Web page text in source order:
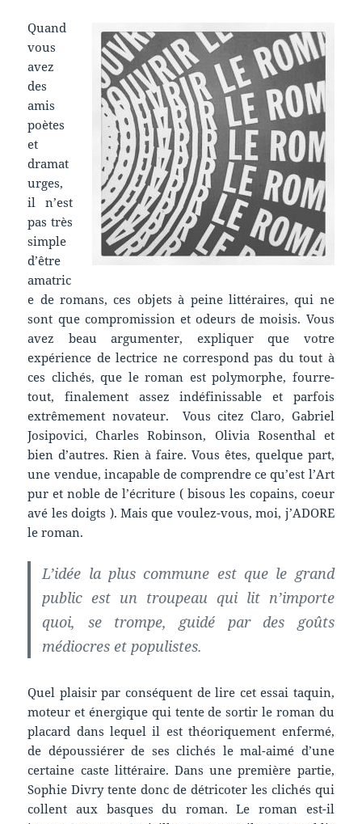
Quand
vous
avez
des
amis
poètes
et
dramat
urges,
il n’est
pas très
simple
d’être
amatric
e de romans, ces objets à peine littéraires, qui ne
sont que compromission et odeurs de moisis. Vous
avez beau argumenter, expliquer que votre
expérience de lectrice ne correspond pas du tout à
ces clichés, que le roman est polymorphe, fourre-
tout, finalement assez indéfinissable et parfois
extrêmement novateur. Vous citez Claro, Gabriel
Josipovici, Charles Robinson, Olivia Rosenthal et
bien d’autres. Rien à faire. Vous êtes, quelque part,
une vendue, incapable de comprendre ce qu’est l’Art
pur et noble de l’écriture ( bisous les copains, coeur
avé les doigts ). Mais que voulez-vous, moi, j’ADORE
le roman.
L’idée la plus commune est que le grand
public est un troupeau qui lit n’importe
quoi, se trompe, guidé par des goûts
médiocres et populistes.
Quel plaisir par conséquent de lire cet essai taquin,
moteur et énergique qui tente de sortir le roman du
placard dans lequel il est théoriquement enfermé,
de dépoussiérer de ses clichés le mal-aimé d’une
certaine caste littéraire. Dans une première partie,
Sophie Divry tente donc de détricoter les clichés qui
collent aux basques du roman. Le roman est-il